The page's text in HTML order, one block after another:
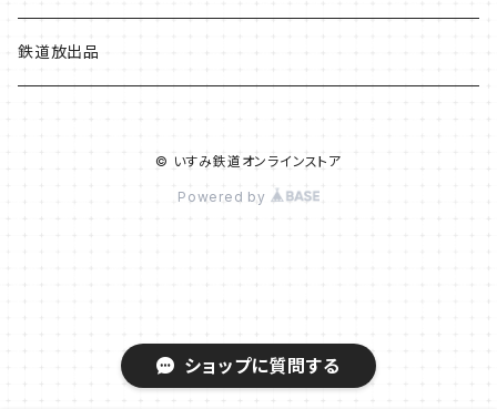
ショップに質問する
キハグッズ
始発ちゃんグッズ
鉄道放出品
© いすみ鉄道オンラインストア
Powered by